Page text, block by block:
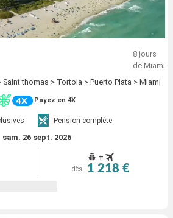
8 jours
de Miami
Saint thomas > Tortola > Puerto Plata > Miami
Payez en 4X
Pension complète
sam. 26 sept. 2026
+
dès 1 218 €